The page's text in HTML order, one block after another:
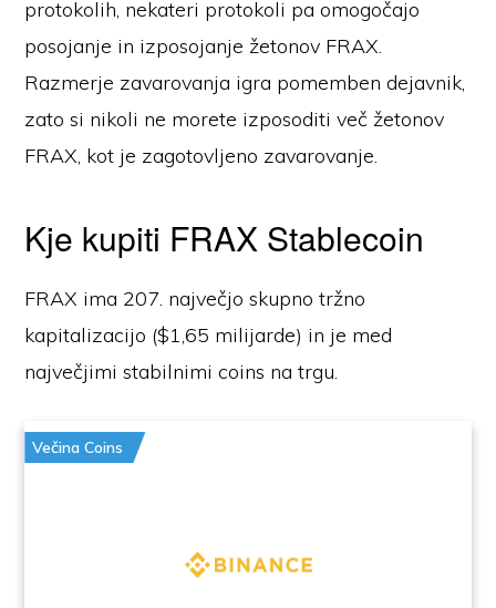
protokolih, nekateri protokoli pa omogočajo
posojanje in izposojanje žetonov FRAX.
Razmerje zavarovanja igra pomemben dejavnik,
zato si nikoli ne morete izposoditi več žetonov
FRAX, kot je zagotovljeno zavarovanje.
Kje kupiti FRAX Stablecoin
FRAX ima 207. največjo skupno tržno
kapitalizacijo ($1,65 milijarde) in je med
največjimi stabilnimi coins na trgu.
Večina Coins